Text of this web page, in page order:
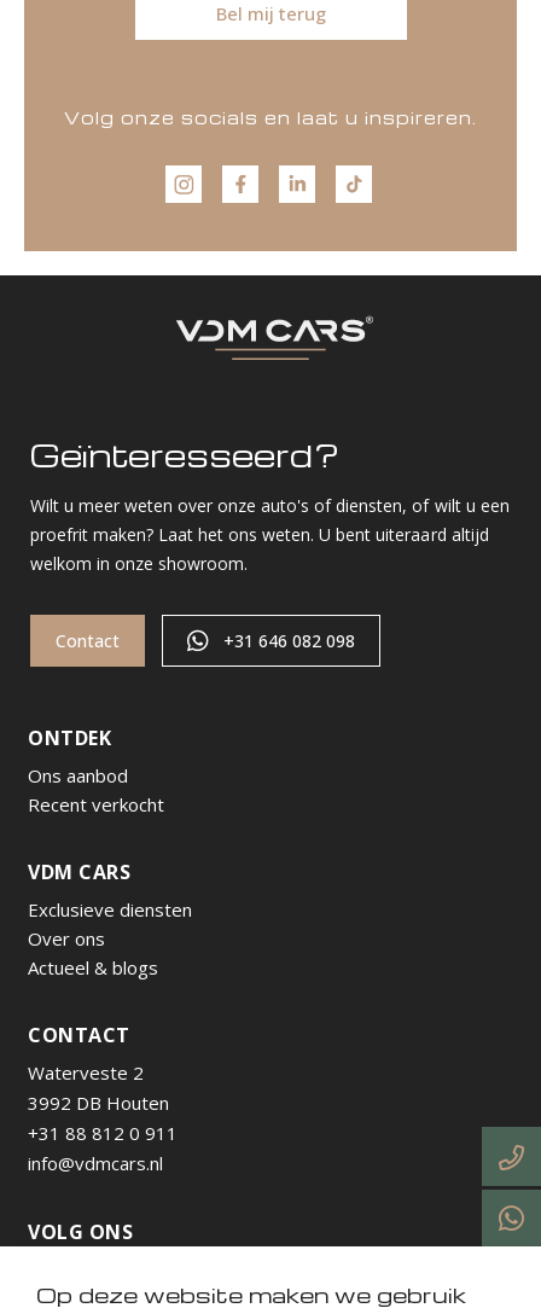
Bel mij terug
Volg onze socials en laat u inspireren.
Geïnteresseerd?
Wilt u meer weten over onze auto's of diensten, of wilt u een
proefrit maken? Laat het ons weten. U bent uiteraard altijd
welkom in onze showroom.
Contact +31 646 082 098
ONTDEK
Ons aanbod
Recent verkocht
VDM CARS
Exclusieve diensten
Over ons
Actueel & blogs
CONTACT
Waterveste 2
3992 DB Houten
+31 88 812 0 911
info@vdmcars.nl
VOLG ONS
Op deze website maken we gebruik